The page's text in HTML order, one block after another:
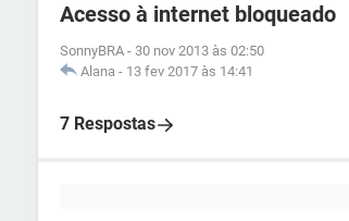
Acesso à internet bloqueado
SonnyBRA - 30 nov 2013 às 02:50
Alana - 13 fev 2017 às 14:41
7 Respostas